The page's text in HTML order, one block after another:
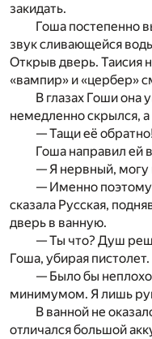
закидать.
Гоша постепенно
звук сливающейся
Открыв дверь. Таисия
«вампир» и «цербер»
В глазах Гоши она
немедленно скрылся,
— Тащи её обратно!
Гоша направил ей
— Я нервный, могу
— Именно
сказала Русская,
дверь в ванную.
— Ты что? Душ
Гоша, убирая пистолет.
— Было бы
минимумом. Я лишь
В ванной не
отличался большой